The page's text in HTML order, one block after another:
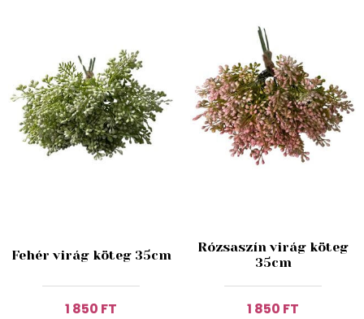
Fehér virág köteg 35cm
1 850 FT
Rózsaszín virág köteg
35cm
1 850 FT